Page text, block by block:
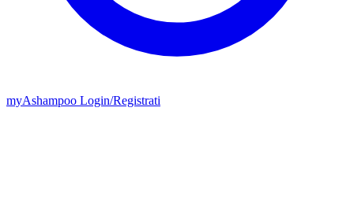
myAshampoo Login/Registrati